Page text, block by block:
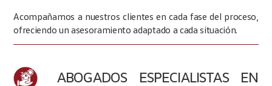
Acompañamos a nuestros clientes en cada fase del proceso,
ofreciendo un asesoramiento adaptado a cada situación.
ABOGADOS ESPECIALISTAS EN